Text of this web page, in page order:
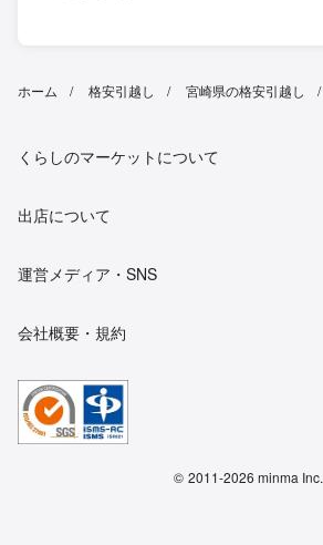
ホーム 格安引越し 宮崎県の格安引越し
くらしのマーケットについて
出店について
運営メディア・SNS
会社概要・規約
© 2011-2026 minma Inc.